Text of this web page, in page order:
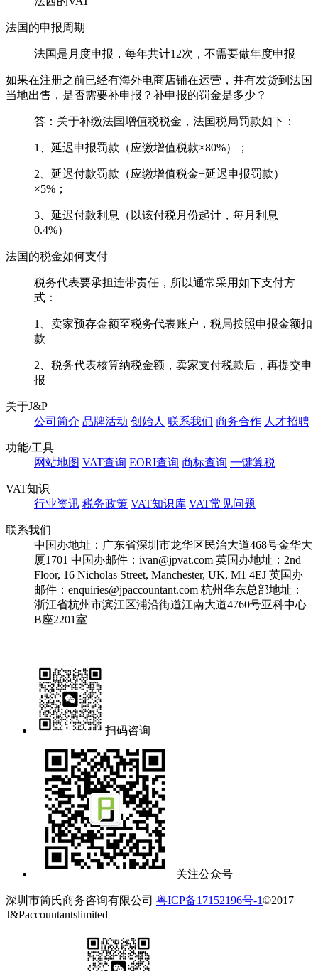
法国的申报周期
法国是月度申报，每年共计12次，不需要做年度申报
如果在注册之前已经有海外电商店铺在运营，并有发货到法国
当地出售，是否需要补申报？补申报的罚金是多少？
答：关于补缴法国增值税税金，法国税局罚款如下：
1、延迟申报罚款（应缴增值税款×80%）；
2、延迟付款罚款（应缴增值税金+延迟申报罚款）
×5%；
3、延迟付款利息（以该付税月份起计，每月利息
0.4%）
法国的税金如何支付
税务代表要承担连带责任，所以通常采用如下支付方
式：
1、卖家预存金额至税务代表账户，税局按照申报金额扣
款
2、税务代表核算纳税金额，卖家支付税款后，再提交申
报
关于J&P
公司简介 品牌活动 创始人 联系我们 商务合作 人才招聘
功能/工具
网站地图 VAT查询 EORI查询 商标查询 一键算税
VAT知识
行业资讯 税务政策 VAT知识库 VAT常见问题
联系我们
中国办地址：广东省深圳市龙华区民治大道468号金华大
厦1701 中国办邮件：ivan@jpvat.com 英国办地址：2nd
Floor, 16 Nicholas Street, Manchester, UK, M1 4EJ 英国办
邮件：enquiries@jpaccountant.com 杭州华东总部地址：
浙江省杭州市滨江区浦沿街道江南大道4760号亚科中心
B座2201室
扫码咨询
关注公众号
深圳市简氏商务咨询有限公司 粤ICP备17152196号-1©2017
J&Paccountantslimited